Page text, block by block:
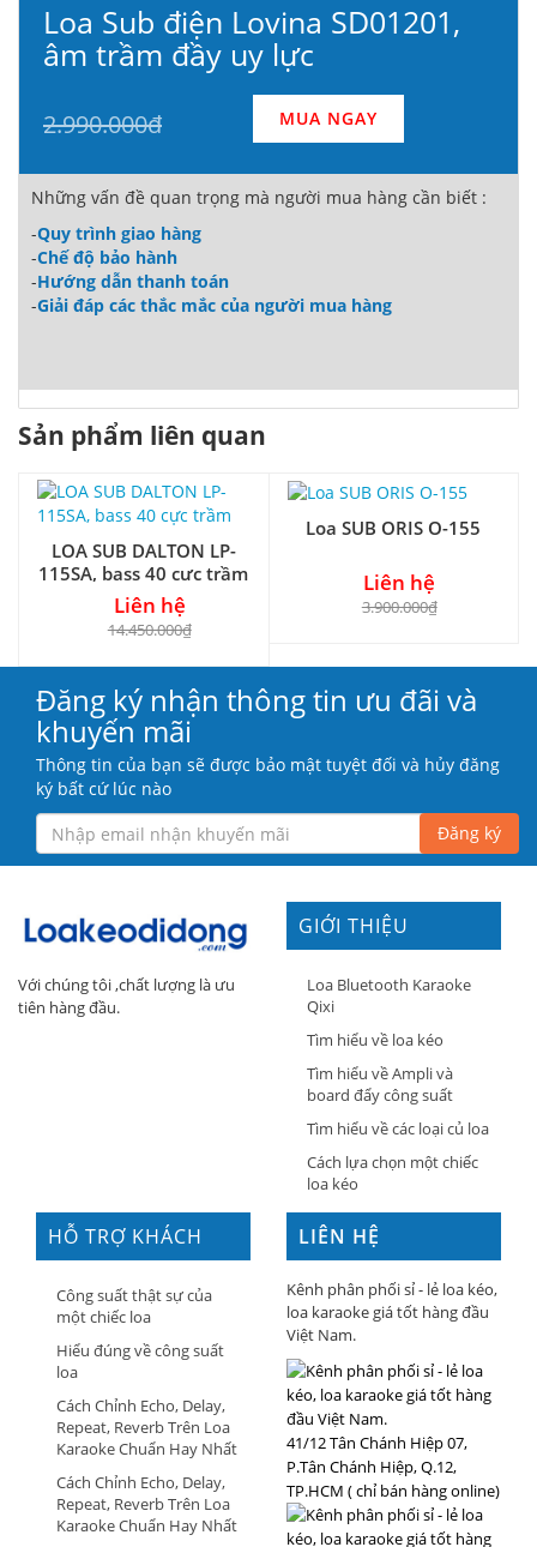
Loa Sub điện Lovina SD01201,
âm trầm đầy uy lực
2.990.000đ MUA NGAY
Những vấn đề quan trọng mà người mua hàng cần biết :
-Quy trình giao hàng
-Chế độ bảo hành
-Hướng dẫn thanh toán
-Giải đáp các thắc mắc của người mua hàng
Sản phẩm liên quan
LOA SUB DALTON LP-
115SA, bass 40 cực trầm
Liên hệ
14.450.000₫
Loa SUB ORIS O-155
Liên hệ
3.900.000₫
Đăng ký nhận thông tin ưu đãi và
khuyến mãi
Thông tin của bạn sẽ được bảo mật tuyệt đối và hủy đăng
ký bất cứ lúc nào
Đăng ký
Với chúng tôi ,chất lượng là ưu
tiên hàng đầu.
GIỚI THIỆU
Loa Bluetooth Karaoke
Qixi
Tìm hiểu về loa kéo
Tìm hiểu về Ampli và
board đẩy công suất
Tìm hiểu về các loại củ loa
Cách lựa chọn một chiếc
loa kéo
HỖ TRỢ KHÁCH
HÀNG
Công suất thật sự của
một chiếc loa
Hiểu đúng về công suất
loa
Cách Chỉnh Echo, Delay,
Repeat, Reverb Trên Loa
Karaoke Chuẩn Hay Nhất
Cách Chỉnh Echo, Delay,
Repeat, Reverb Trên Loa
Karaoke Chuẩn Hay Nhất
LIÊN HỆ
Kênh phân phối sỉ - lẻ loa kéo,
loa karaoke giá tốt hàng đầu
Việt Nam.
41/12 Tân Chánh Hiệp 07,
P.Tân Chánh Hiệp, Q.12,
TP.HCM ( chỉ bán hàng online)